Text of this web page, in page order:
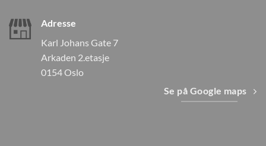
Adresse
Karl Johans Gate 7
Arkaden 2.etasje
0154 Oslo
Se på Google maps